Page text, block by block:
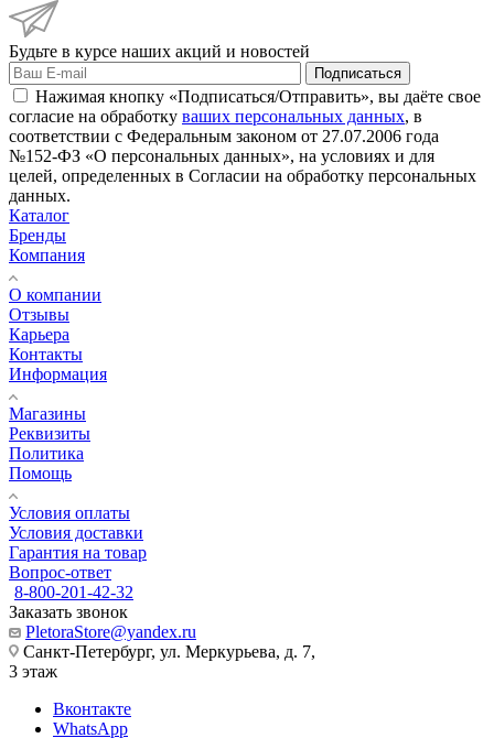
Будьте в курсе наших акций и новостей
Подписаться
Нажимая кнопку «Подписаться/Отправить», вы даёте свое
согласие на обработку ваших персональных данных, в
соответствии с Федеральным законом от 27.07.2006 года
№152-ФЗ «О персональных данных», на условиях и для
целей, определенных в Согласии на обработку персональных
данных.
Каталог
Бренды
Компания
О компании
Отзывы
Карьера
Контакты
Информация
Магазины
Реквизиты
Политика
Помощь
Условия оплаты
Условия доставки
Гарантия на товар
Вопрос-ответ
8-800-201-42-32
Заказать звонок
PletoraStore@yandex.ru
Санкт-Петербург, ул. Меркурьева, д. 7,
3 этаж
Вконтакте
WhatsApp